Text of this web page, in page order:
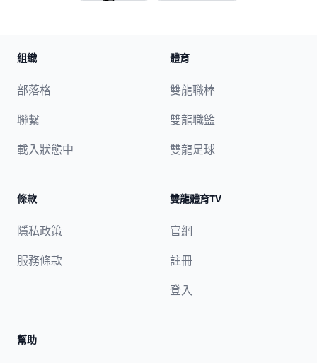
組織
部落格
聯繫
載入狀態中
體育
雙龍職棒
雙龍職籃
雙龍足球
條款
隱私政策
服務條款
雙龍體育TV
官網
註冊
登入
幫助